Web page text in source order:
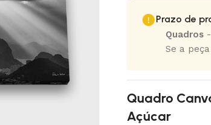
Prazo de
Quadros
Se a
Quadro
Açúcar